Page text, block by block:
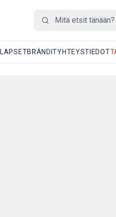
LAPSETBRÄNDITYHTEYSTIEDOT